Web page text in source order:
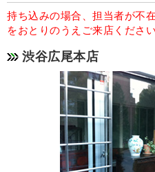
持ち込みの場合、担当者が不
をおとりのうえご来店ください
渋谷広尾本店